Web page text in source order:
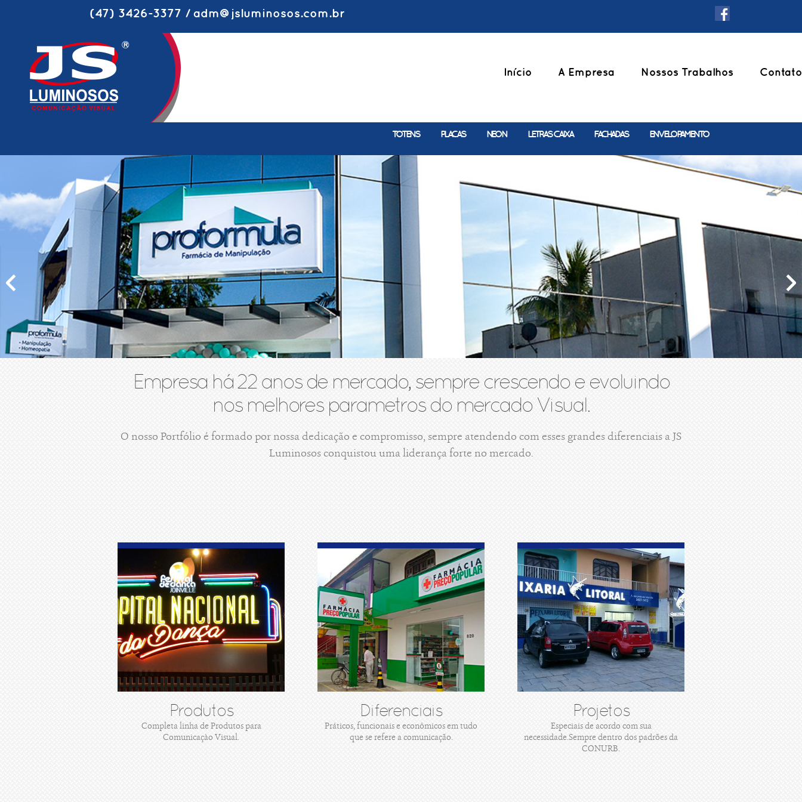
(47) 3426-3377 / adm@jsluminosos.com.br
Início A Empresa Nossos Trabalhos Contato
ENVELOPAMENTO
FACHADAS
LETRAS CAIXA
NEON
PLACAS
TOTENS
Empresa há 22 anos de mercado, sempre crescendo e evoluindo
nos melhores parametros do mercado Visual.
O nosso Portfólio é formado por nossa dedicação e compromisso, sempre atendendo com esses grandes diferenciais a JS
Luminosos conquistou uma liderança forte no mercado.
Produtos
Completa linha de Produtos para
Comunicaçào Visual.
Diferenciais
Práticos, funcionais e econômicos em tudo
que se refere a comunicação.
Projetos
Especiais de acordo com sua
necessidade.Sempre dentro dos padrões da
CONURB.